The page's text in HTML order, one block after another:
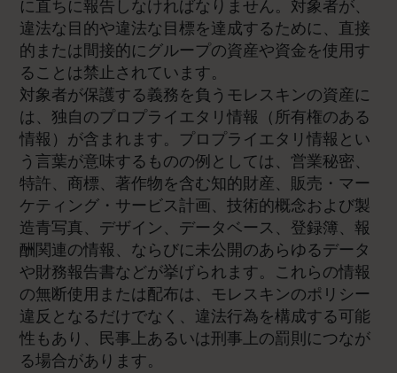
に直ちに報告しなければなりません。対象者が、
違法な目的や違法な目標を達成するために、直接
的または間接的にグループの資産や資金を使用す
ることは禁止されています。
対象者が保護する義務を負うモレスキンの資産に
は、独自のプロプライエタリ情報（所有権のある
情報）が含まれます。プロプライエタリ情報とい
う言葉が意味するものの例としては、営業秘密、
特許、商標、著作物を含む知的財産、販売・マー
ケティング・サービス計画、技術的概念および製
造青写真、デザイン、データベース、登録簿、報
酬関連の情報、ならびに未公開のあらゆるデータ
や財務報告書などが挙げられます。これらの情報
の無断使用または配布は、モレスキンのポリシー
違反となるだけでなく、違法行為を構成する可能
性もあり、民事上あるいは刑事上の罰則につなが
る場合があります。